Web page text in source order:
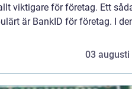
viktigare för företag. Ett
är BankID för företag. I
03 augusti